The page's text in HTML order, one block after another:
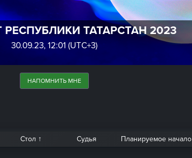
ТАТАРСТАН 2023
30.09.23, 12:01 (UTC+3)
НАПОМНИТЬ МНЕ
Стол ↑ Судья Планируемое начало